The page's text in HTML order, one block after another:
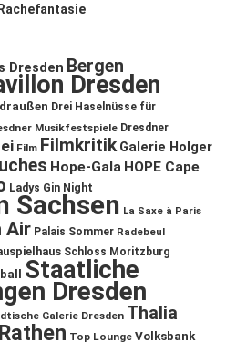
Dresden Bergen
Dresden
Drei Haselnüsse für
Musikfestspiele Dresdner
Film Filmkritik Galerie Holger
Hope-Gala HOPE Cape
Ladys Gin Night
Sachsen La Saxe à Paris
Air Palais Sommer Radebeul
Schloss Moritzburg
Staatliche
Dresden
Galerie Dresden Thalia
Top Lounge Volksbank